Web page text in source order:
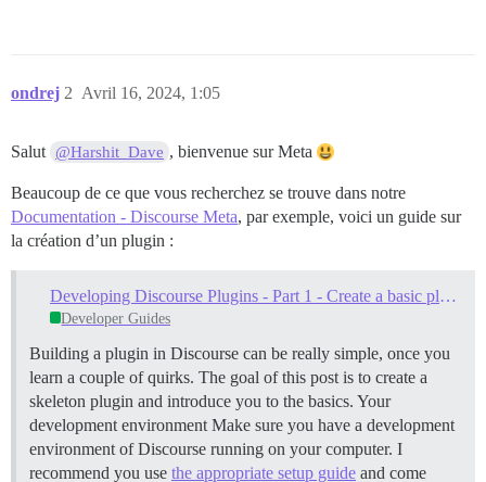
ondrej Avril 16, 2024, 1:05
2
Salut @Harshit_Dave , bienvenue sur Meta
Beaucoup de ce que vous recherchez se trouve dans notre
Documentation - Discourse Meta, par exemple, voici un guide sur
la création d’un plugin :
Developing Discourse Plugins - Part 1 - Create a basic plugin
Developer Guides
Building a plugin in Discourse can be really simple, once you
learn a couple of quirks. The goal of this post is to create a
skeleton plugin and introduce you to the basics. Your
development environment Make sure you have a development
environment of Discourse running on your computer. I
recommend you use the appropriate setup guide and come